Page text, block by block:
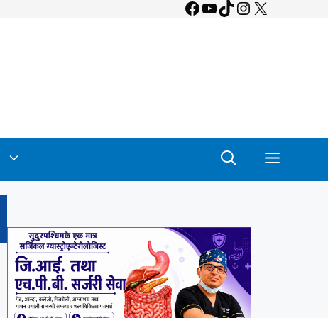
Facebook
YouTube
TikTok
Instagram
X